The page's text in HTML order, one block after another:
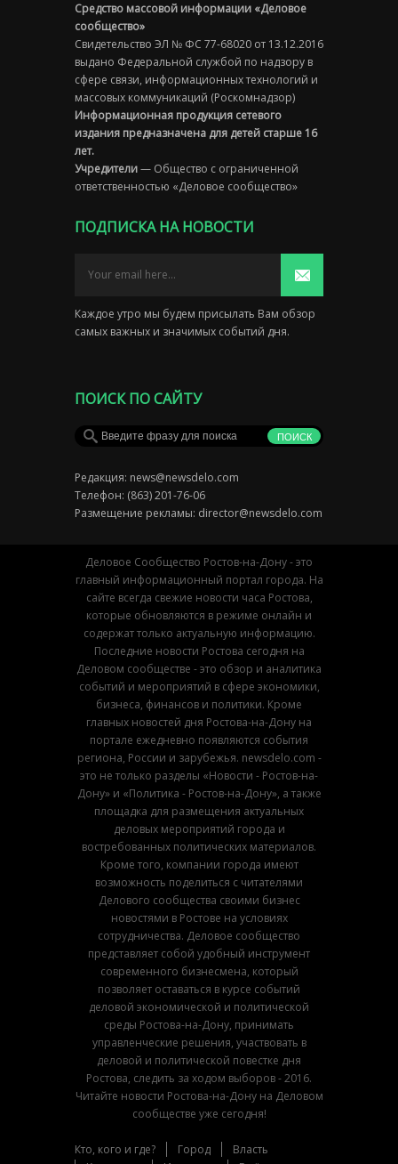
Средство массовой информации «Деловое
сообщество»
Свидетельство ЭЛ № ФС 77-68020 от 13.12.2016
выдано Федеральной службой по надзору в
сфере связи, информационных технологий и
массовых коммуникаций (Роскомнадзор)
Информационная продукция сетевого
издания предназначена для детей старше 16
лет.
Учредители— Общество с ограниченной
ответственностью «Деловое сообщество»
ПОДПИСКА НА НОВОСТИ
Каждое утро мы будем присылать Вам обзор
самых важных и значимых событий дня.
ПОИСК ПО САЙТУ
Редакция: news@newsdelo.com
Телефон: (863) 201-76-06
Размещение рекламы: director@newsdelo.com
Деловое Сообщество Ростов-на-Дону - это
главный информационный портал города. На
сайте всегда свежие новости часа Ростова,
которые обновляются в режиме онлайн и
содержат только актуальную информацию.
Последние новости Ростова сегодня на
Деловом сообществе - это обзор и аналитика
событий и мероприятий в сфере экономики,
бизнеса, финансов и политики. Кроме
главных новостей дня Ростова-на-Дону на
портале ежедневно появляются события
региона, России и зарубежья. newsdelo.com -
это не только разделы «Новости - Ростов-на-
Дону» и «Политика - Ростов-на-Дону», а также
площадка для размещения актуальных
деловых мероприятий города и
востребованных политических материалов.
Кроме того, компании города имеют
возможность поделиться с читателями
Делового сообщества своими бизнес
новостями в Ростове на условиях
сотрудничества. Деловое сообщество
представляет собой удобный инструмент
современного бизнесмена, который
позволяет оставаться в курсе событий
деловой экономической и политической
среды Ростова-на-Дону, принимать
управленческие решения, участвовать в
деловой и политической повестке дня
Ростова, следить за ходом выборов - 2016.
Читайте новости Ростова-на-Дону на Деловом
сообществе уже сегодня!
Кто, кого и где? Город
Власть